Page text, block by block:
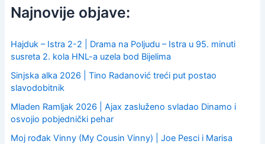
c
h
o
r
Najnovije objave:
Hajduk – Istra 2-2 | Drama na Poljudu – Istra u 95. minuti
susreta 2. kola HNL-a uzela bod Bijelima
Sinjska alka 2026 | Tino Radanović treći put postao
slavodobitnik
Mladen Ramljak 2026 | Ajax zasluženo svladao Dinamo i
osvojio pobjednički pehar
Moj rođak Vinny (My Cousin Vinny) | Joe Pesci i Marisa